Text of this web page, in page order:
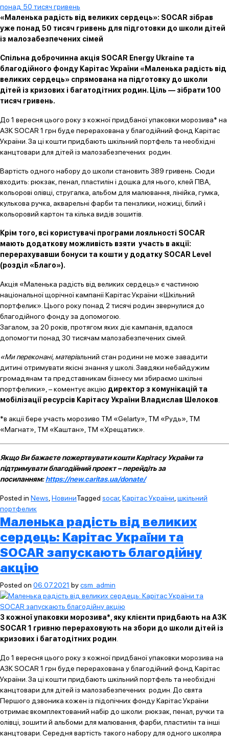
«Маленька радість від великих сердець»: SOCAR зібрав
уже понад 50 тисяч гривень для підготовки до школи дітей
із малозабезпечених сімей
Спільна доброчинна акція SOCAR Energy Ukraine та
благодійного фонду Карітас України «Маленька радість від
великих сердець» спрямована на підготовку до школи
дітей із кризових і багатодітних родин. Ціль — зібрати 100
тисяч гривень.
До 1 вересня цього року з кожної придбаної упаковки морозива* на
АЗК SOCAR 1 грн буде перерахована у благодійний фонд Карітас
України. За ці кошти придбають шкільний портфель та необхідні
канцтовари для дітей із малозабезпечених родин.
Вартість одного набору до школи становить 389 гривень. Сюди
входить: рюкзак, пенал, пластилін і дошка для нього, клей ПВА,
кольорові олівці, стругалка, альбом для малювання, лінійка, гумка,
кулькова ручка, акварельні фарби та пензлики, ножиці, білий і
кольоровий картон та кілька видів зошитів.
Крім того, всі користувачі програми лояльності SOCAR
мають додаткову можливість взяти участь в акції:
перерахувавши бонуси та кошти у додатку SOCAR Level
(розділ «Благо»).
Акція «Маленька радість від великих сердець» є частиною
національної щорічної кампанії Карітас України «Шкільний
портфелик». Цього року понад 2 тисячі родин звернулися до
благодійного фонду за допомогою.
Загалом, за 20 років, протягом яких діє кампанія, вдалося
допомогти понад 30 тисячам малозабезпечених сімей.
«Ми переконані, матеріальний стан родини не може завадити
дитині отримувати якісні знання у школі. Завдяки небайдужим
громадянам та представникам бізнесу ми збираємо шкільні
портфелики», – коментує акцію директор з комунікацій та
мобілізації ресурсів Карітасу України Владислав Шелоков
*в акції бере участь морозиво ТМ «Gelarty», ТМ «Рудь», ТМ
«Магнат», ТМ «Каштан», ТМ «Хрещатик».
Якщо Ви бажаєте пожертвувати кошти Карітасу України та
підтримувати благодійний проект – перейдіть за
посиланням:https://new.caritas.ua/donate/
Posted in News НовиниTagged socar, Карітас України шкільний
портфелик
Маленька радість від великих
сердець: Карітас України та
SOCAR запускають благодійну
акцію
Posted on 06.07.2021 bycsm_admin
З кожної упаковки морозива*, яку клієнти придбають на АЗК
SOCAR 1 гривню перераховують на збори до школи дітей із
кризових і багатодітних родин
До 1 вересня цього року з кожної придбаної упаковки морозива на
АЗК SOCAR 1 грн буде перерахована у благодійний фонд Карітас
України. За ці кошти придбають шкільний портфель та необхідні
канцтовари для дітей із малозабезпечених родин. До свята
Першого дзвоника кожен із підопічних фонду Карітас України
отримає вкомплектований набір до школи: рюкзак, пенал, ручки та
олівці, зошити й альбоми для малювання, фарби, пластилін та інші
канцтовари. Середня вартість такого набору для одного школяра